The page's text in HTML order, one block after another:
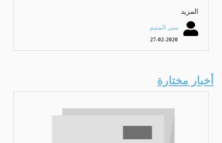
المزيد
منى المتيم
27-02-2020
أخبار مختارة